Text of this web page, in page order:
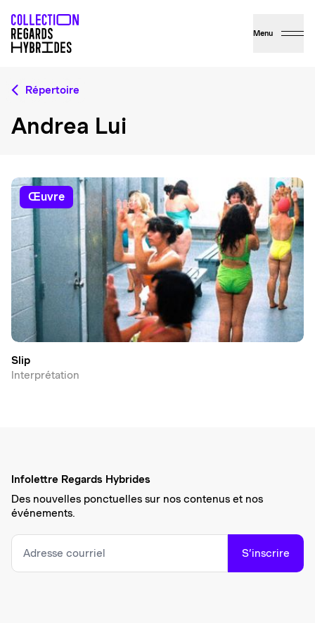
Menu
Répertoire
Andrea Lui
œuvre
Slip
Interprétation
Infolettre Regards Hybrides
Des nouvelles ponctuelles sur nos contenus et nos
événements.
S’inscrire